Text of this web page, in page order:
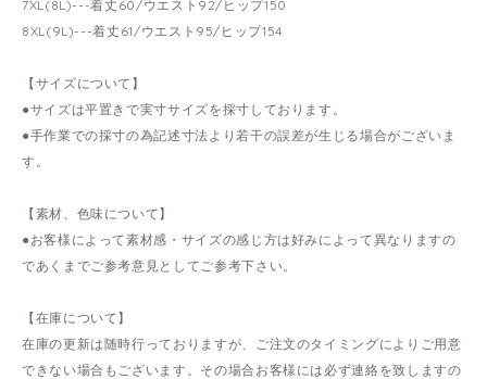
7XL(8L)---着丈60/ウエスト92/ヒップ150
8XL(9L)---着丈61/ウエスト95/ヒップ154
【サイズについて】
●サイズは平置きで実寸サイズを採寸しております。
●手作業での採寸の為記述寸法より若干の誤差が生じる場合がございま
す。
【素材、色味について】
●お客様によって素材感・サイズの感じ方は好みによって異なりますの
であくまでご参考意見としてご参考下さい。
【在庫について】
在庫の更新は随時行っておりますが、ご注文のタイミングによりご用意
できない場合もございます。その場合お客様には必ず連絡を致しますの